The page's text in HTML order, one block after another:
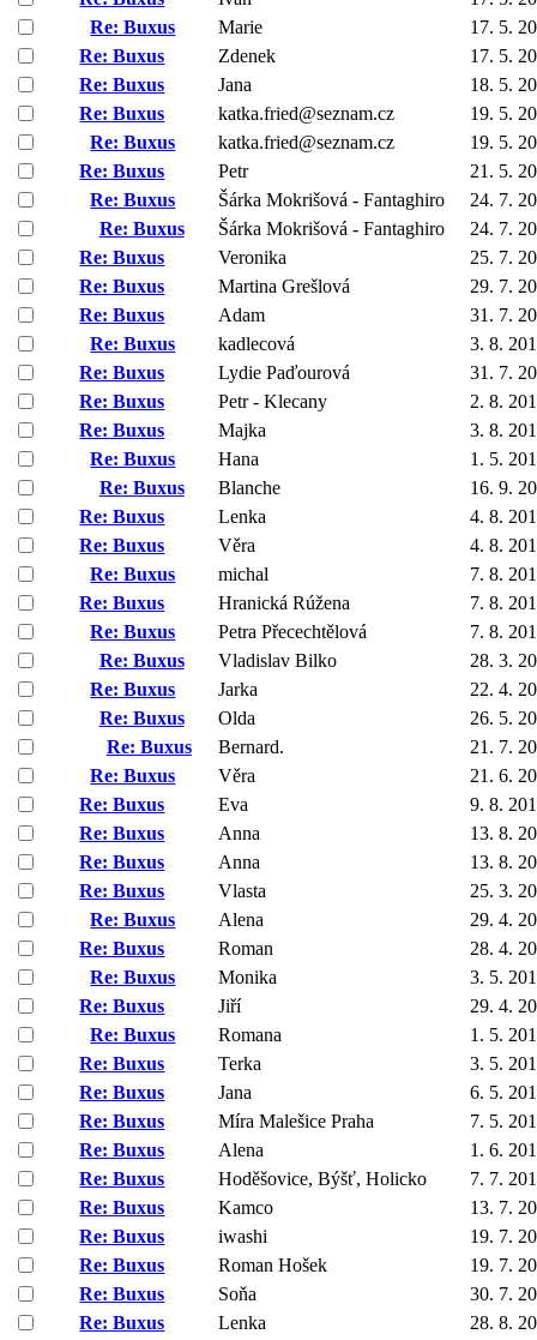
Re: Buxus
Marie
17. 5.
Re: Buxus
Zdenek
17. 5.
Re: Buxus
Jana
18. 5.
Re: Buxus
katka.fried@seznam.cz
19. 5.
Re: Buxus
katka.fried@seznam.cz
19. 5.
Re: Buxus
Petr
21. 5.
Re: Buxus
Šárka Mokrišová - Fantaghiro
24. 7.
Re: Buxus
Šárka Mokrišová - Fantaghiro
24. 7.
Re: Buxus
Veronika
25. 7.
Re: Buxus
Martina Grešlová
29. 7.
Re: Buxus
Adam
31. 7.
Re: Buxus
kadlecová
3. 8.
Re: Buxus
Lydie Paďourová
31. 7.
Re: Buxus
Petr - Klecany
2. 8.
Re: Buxus
Majka
3. 8.
Re: Buxus
Hana
1. 5.
Re: Buxus
Blanche
16. 9.
Re: Buxus
Lenka
4. 8.
Re: Buxus
Věra
4. 8.
Re: Buxus
michal
7. 8.
Re: Buxus
Hranická Rúžena
7. 8.
Re: Buxus
Petra Přecechtělová
7. 8.
Re: Buxus
Vladislav Bilko
28. 3.
Re: Buxus
Jarka
22. 4.
Re: Buxus
Olda
26. 5.
Re: Buxus
Bernard.
21. 7.
Re: Buxus
Věra
21. 6.
Re: Buxus
Eva
9. 8.
Re: Buxus
Anna
13. 8.
Re: Buxus
Anna
13. 8.
Re: Buxus
Vlasta
25. 3.
Re: Buxus
Alena
29. 4.
Re: Buxus
Roman
28. 4.
Re: Buxus
Monika
3. 5.
Re: Buxus
Jiří
29. 4.
Re: Buxus
Romana
1. 5.
Re: Buxus
Terka
3. 5.
Re: Buxus
Jana
6. 5.
Re: Buxus
Míra Malešice Praha
7. 5.
Re: Buxus
Alena
1. 6.
Re: Buxus
Hoděšovice, Býšť, Holicko
7. 7.
Re: Buxus
Kamco
13. 7.
Re: Buxus
iwashi
19. 7.
Re: Buxus
Roman Hošek
19. 7.
Re: Buxus
Soňa
30. 7.
Re: Buxus
Lenka
28. 8.